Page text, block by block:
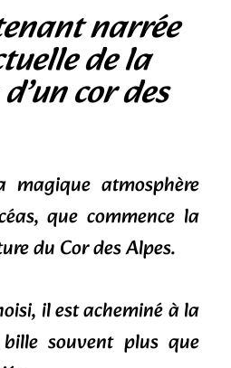
narrée
de la
cor des
magique atmosphère
que commence la
du Cor des Alpes.
il est acheminé à la
souvent plus que